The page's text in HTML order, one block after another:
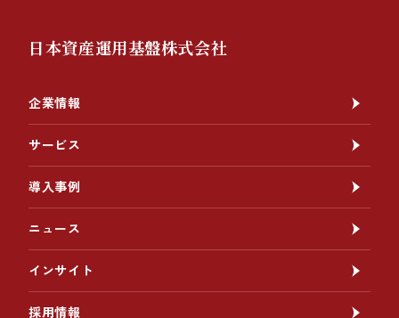
日本資産運用基盤株式会社
企業情報
サービス
導入事例
ニュース
インサイト
採用情報